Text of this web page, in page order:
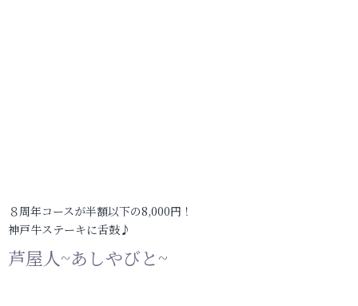
８周年コースが半額以下の8,000円！
神戸牛ステーキに舌鼓♪
芦屋人~あしやびと~